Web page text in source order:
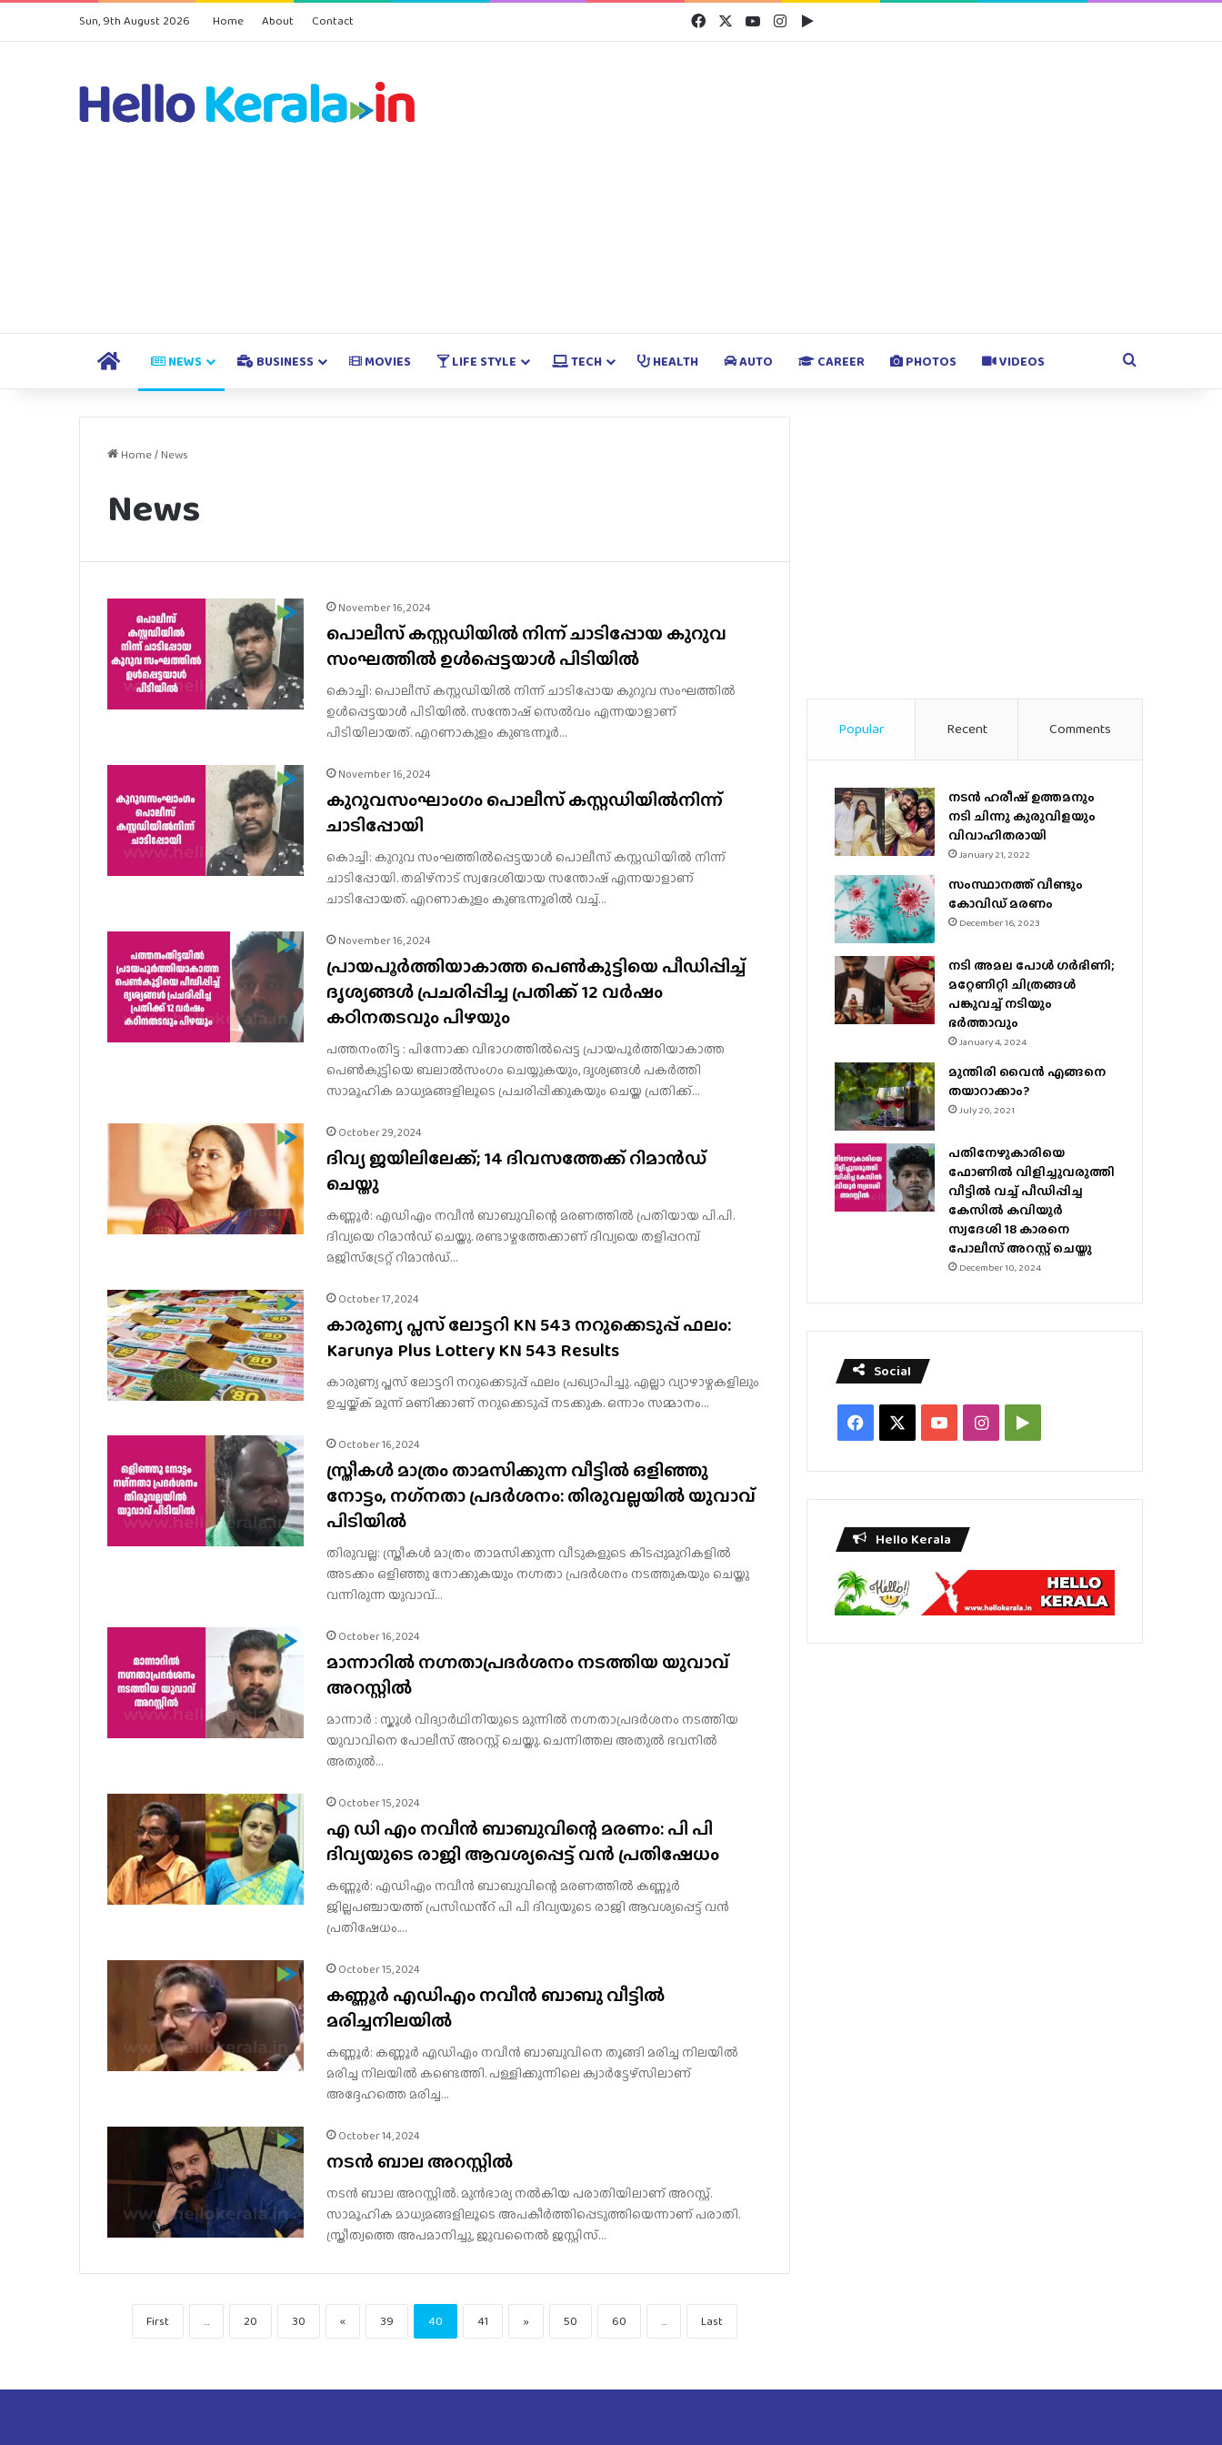
Sun, 9th August 2026 Home About Contact FacebookYouTubeInstagramGoogle Play
HOME NEWS BUSINESS MOVIES LIFE STYLE TECH HEALTH AUTO CAREER PHOTOS VIDEOS Search for
Home/News
News
November 16, 2024
പൊലീസ് കസ്റ്റഡിയില്‍ നിന്ന് ചാടിപ്പോയ കുറുവ
സംഘത്തില്‍ ഉള്‍പ്പെട്ടയാള്‍ പിടിയില്‍
കൊച്ചി: പൊലീസ് കസ്റ്റഡിയില്‍ നിന്ന് ചാടിപ്പോയ കുറുവ സംഘത്തില്‍
ഉള്‍പ്പെട്ടയാള്‍ പിടിയില്‍. സന്തോഷ് സെല്‍വം എന്നയാളാണ്
പിടിയിലായത്. എറണാകുളം കുണ്ടന്നൂര്‍…
November 16, 2024
കുറുവസംഘാംഗം പൊലീസ് കസ്റ്റഡിയില്‍നിന്ന്
ചാടിപ്പോയി
കൊച്ചി: കുറുവ സംഘത്തില്‍പ്പെട്ടയാള്‍ പൊലീസ് കസ്റ്റഡിയില്‍ നിന്ന്
ചാടിപ്പോയി. തമിഴ്നാട് സ്വദേശിയായ സന്തോഷ് എന്നയാളാണ്
ചാടിപ്പോയത്. എറണാകുളം കുണ്ടന്നൂരില്‍ വച്ച്…
November 16, 2024
പ്രായപൂർത്തിയാകാത്ത പെൺകുട്ടിയെ പീഡിപ്പിച്ച്
ദൃശ്യങ്ങൾ പ്രചരിപ്പിച്ച പ്രതിക്ക് 12 വർഷം
കഠിനതടവും പിഴയും
പത്തനംതിട്ട : പിന്നോക്ക വിഭാഗത്തിൽപ്പെട്ട പ്രായപൂർത്തിയാകാത്ത
പെൺകുട്ടിയെ ബലാൽസംഗം ചെയ്യുകയും, ദൃശ്യങ്ങൾ പകർത്തി
സാമൂഹിക മാധ്യമങ്ങളിലൂടെ പ്രചരിപ്പിക്കുകയും ചെയ്ത പ്രതിക്ക്…
October 29, 2024
ദിവ്യ ജയിലിലേക്ക്; 14 ദിവസത്തേക്ക് റിമാൻഡ്
ചെയ്തു
കണ്ണൂർ: എഡിഎം നവീന്‍ ബാബുവിന്റെ മരണത്തിൽ പ്രതിയായ പി.പി.
ദിവ്യയെ റിമാന്‍ഡ് ചെയ്തു. രണ്ടാഴ്ചത്തേക്കാണ് ദിവ്യയെ തളിപ്പറമ്പ്
മജിസ്ട്രേറ്റ് റിമാന്‍ഡ്…
October 17, 2024
കാരുണ്യ പ്ലസ് ലോട്ടറി KN 543 നറുക്കെടുപ്പ് ഫലം:
Karunya Plus Lottery KN 543 Results
കാരുണ്യ പ്ലസ് ലോട്ടറി നറുക്കെടുപ്പ് ഫലം പ്രഖ്യാപിച്ചു. എല്ലാ വ്യാഴാഴ്ചകളിലും
ഉച്ചയ്ക്ക് മൂന്ന് മണിക്കാണ് നറുക്കെടുപ്പ് നടക്കുക. ഒന്നാം സമ്മാനം…
October 16, 2024
സ്ത്രീകൾ മാത്രം താമസിക്കുന്ന വീട്ടിൽ ഒളിഞ്ഞു
നോട്ടം, നഗ്‌നതാ പ്രദർശനം: തിരുവല്ലയില്‍ യുവാവ്
പിടിയിൽ
തിരുവല്ല: സ്ത്രീകള്‍ മാത്രം താമസിക്കുന്ന വീടുകളുടെ കിടപ്പുമുറികളില്‍
അടക്കം ഒളിഞ്ഞു നോക്കുകയും നഗ്നതാ പ്രദര്‍ശനം നടത്തുകയും ചെയ്തു
വന്നിരുന്ന യുവാവ്…
October 16, 2024
മാന്നാറിൽ നഗ്നതാപ്രദർശനം നടത്തിയ യുവാവ്
അറസ്റ്റിൽ
മാന്നാർ : സ്കൂൾ വിദ്യാർഥിനിയുടെ മുന്നിൽ നഗ്നതാപ്രദർശനം നടത്തിയ
യുവാവിനെ പോലീസ് അറസ്റ്റ് ചെയ്തു. ചെന്നിത്തല അതുൽ ഭവനിൽ
അതുൽ…
October 15, 2024
എ ഡി എം നവീൻ ബാബുവിന്റെ മരണം: പി പി
ദിവ്യയുടെ രാജി ആവശ്യപ്പെട്ട് വൻ പ്രതിഷേധം
കണ്ണൂർ: എഡിഎം നവീന്‍ ബാബുവിന്റെ മരണത്തിൽ കണ്ണൂർ
ജില്ലപഞ്ചായത്ത് പ്രസിഡൻ്റ് പി പി ദിവ്യയുടെ രാജി ആവശ്യപ്പെട്ട് വൻ
പ്രതിഷേധം.…
October 15, 2024
കണ്ണൂർ എഡിഎം നവീൻ ബാബു വീട്ടിൽ
മരിച്ചനിലയിൽ
കണ്ണൂർ: കണ്ണൂർ എഡിഎം നവീൻ ബാബുവിനെ തൂങ്ങി മരിച്ച നിലയിൽ
മരിച്ച നിലയിൽ കണ്ടെത്തി. പള്ളിക്കുന്നിലെ ക്വാർട്ടേഴ്സിലാണ്
അദ്ദേഹത്തെ മരിച്ച…
October 14, 2024
നടന്‍ ബാല അറസ്റ്റില്‍
നടന്‍ ബാല അറസ്റ്റില്‍. മുന്‍ഭാര്യ നല്‍കിയ പരാതിയിലാണ് അറസ്റ്റ്.
സാമൂഹിക മാധ്യമങ്ങളിലൂടെ അപകീര്‍ത്തിപ്പെടുത്തിയെന്നാണ് പരാതി.
സ്ത്രീത്വത്തെ അപമാനിച്ചു, ജുവനൈല്‍ ജസ്റ്റിസ്…
First ... 20 30 « 39 40 41 » 50 60 ... Last
Popular Recent Comments
നടന്‍ ഹരീഷ് ഉത്തമനും
നടി ചിന്നു കുരുവിളയും
വിവാഹിതരായി
January 21, 2022
സംസ്ഥാനത്ത് വീണ്ടും
കോവിഡ് മരണം
December 16, 2023
നടി അമല പോൾ ​ഗർഭിണി;
മറ്റേണിറ്റി ചിത്രങ്ങള്‍
പങ്കുവച്ച് നടിയും
ഭർത്താവും
January 4, 2024
മുന്തിരി വൈന്‍ എങ്ങനെ
തയാറാക്കാം?
July 20, 2021
പതിനേഴുകാരിയെ
ഫോണിൽ വിളിച്ചുവരുത്തി
വീട്ടിൽ വച്ച് പീഡിപ്പിച്ച
കേസിൽ കവിയൂർ
സ്വദേശി 18 കാരനെ
പോലീസ് അറസ്റ്റ് ചെയ്തു
December 10, 2024
Social
Facebook YouTubeInstagramGoogle
Hello Kerala